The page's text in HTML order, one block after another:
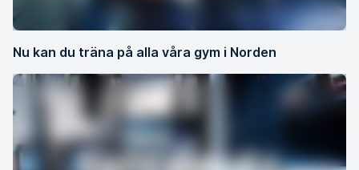
Nu kan du träna på alla våra gym i Norden